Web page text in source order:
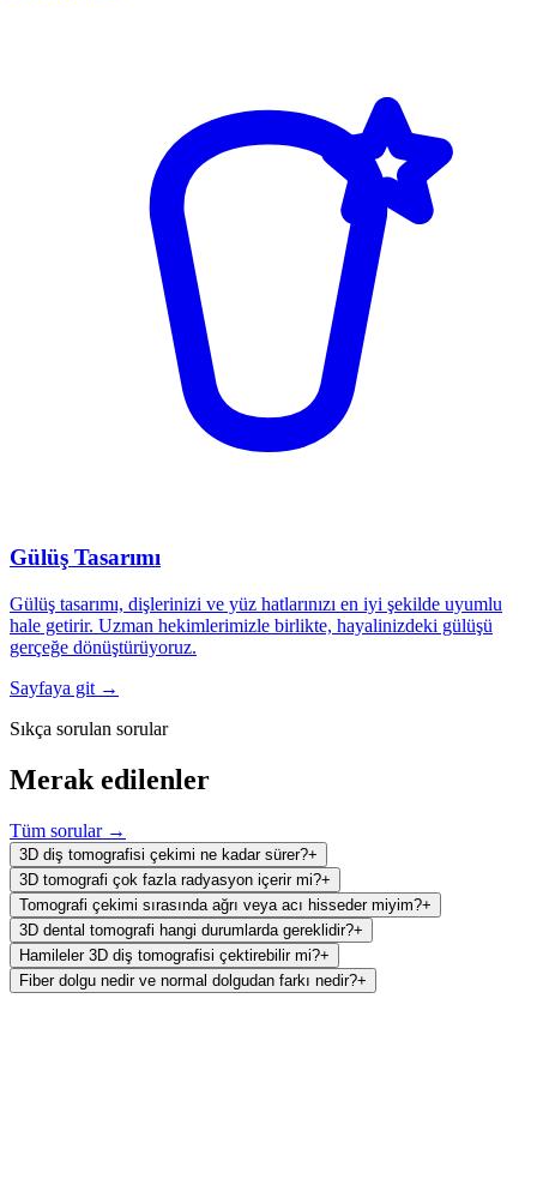
Gülüş Tasarımı
Gülüş tasarımı, dişlerinizi ve yüz hatlarınızı en iyi şekilde uyumlu
hale getirir. Uzman hekimlerimizle birlikte, hayalinizdeki gülüşü
gerçeğe dönüştürüyoruz.
Sayfaya git →
Sıkça sorulan sorular
Merak edilenler
Tüm sorular →
3D diş tomografisi çekimi ne kadar sürer?+
3D tomografi çok fazla radyasyon içerir mi?+
Tomografi çekimi sırasında ağrı veya acı hisseder miyim?+
3D dental tomografi hangi durumlarda gereklidir?+
Hamileler 3D diş tomografisi çektirebilir mi?+
Fiber dolgu nedir ve normal dolgudan farkı nedir?+